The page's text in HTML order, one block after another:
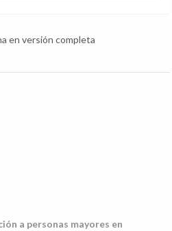
en versión completa
a personas mayores en